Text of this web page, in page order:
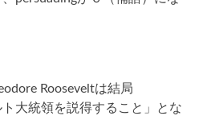
Rooseveltは結局
ト大統領を説得すること」とな